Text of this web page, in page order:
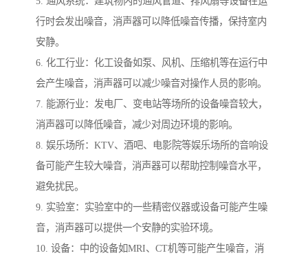
行时会发出噪音，消声器可以降低噪音传播，保持室内
安静。
6. 化工行业：化工设备如泵、风机、压缩机等在运行中
会产生噪音，消声器可以减少噪音对操作人员的影响。
7. 能源行业：发电厂、变电站等场所的设备噪音较大，
消声器可以降低噪音，减少对周边环境的影响。
8. 娱乐场所：KTV、酒吧、电影院等娱乐场所的音响设
备可能产生较大噪音，消声器可以帮助控制噪音水平，
避免扰民。
9. 实验室：实验室中的一些精密仪器或设备可能产生噪
音，消声器可以提供一个安静的实验环境。
10. 设备：中的设备如MRI、CT机等可能产生噪音，消